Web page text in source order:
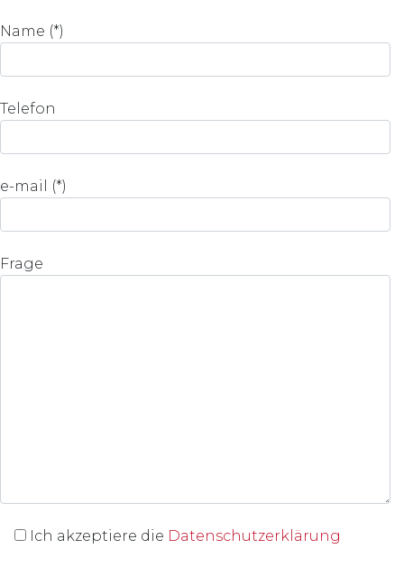
Name (*)
Telefon
e-mail (*)
Frage
Ich akzeptiere die Datenschutzerklärung